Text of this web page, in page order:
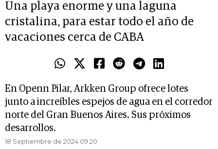
Una playa enorme y una laguna
cristalina, para estar todo el año de
vacaciones cerca de CABA
En Openn Pilar, Arkken Group ofrece lotes
junto a increíbles espejos de agua en el corredor
norte del Gran Buenos Aires. Sus próximos
desarrollos.
18 Septiembre de 2024 09.20